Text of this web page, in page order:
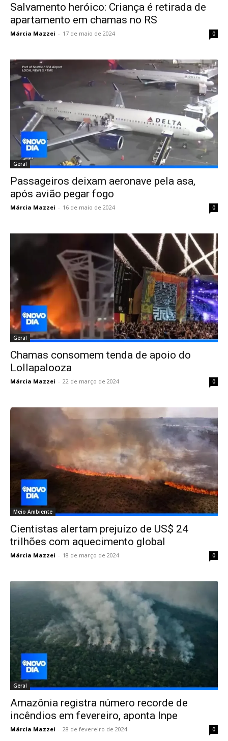
Salvamento heróico: Criança é retirada de
apartamento em chamas no RS
Márcia Mazzei - 17 de maio de 2024 0
Geral
Passageiros deixam aeronave pela asa,
após avião pegar fogo
Márcia Mazzei - 16 de maio de 2024 0
Geral
Chamas consomem tenda de apoio do
Lollapalooza
Márcia Mazzei - 22 de março de 2024 0
Meio Ambiente
Cientistas alertam prejuízo de US$ 24
trilhões com aquecimento global
Márcia Mazzei - 18 de março de 2024 0
Geral
Amazônia registra número recorde de
incêndios em fevereiro, aponta Inpe
Márcia Mazzei - 28 de fevereiro de 2024 0